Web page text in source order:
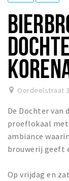
Musea,
Uitjes &
Toeristische
Sport
Oordeelstraat
De Dochter van
proeflokaal met
ambiance
brouwerij geeft
Op vrijdag en